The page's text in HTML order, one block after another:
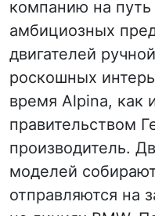
компанию на путь
амбициозных
двигателей
роскошных
время Alpina, как
правительством
производитель.
моделей
отправляются на